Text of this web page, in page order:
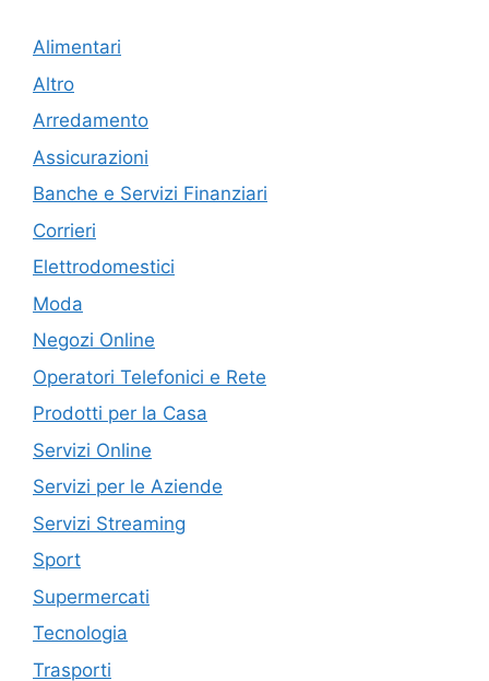
Alimentari
Altro
Arredamento
Assicurazioni
Banche e Servizi Finanziari
Corrieri
Elettrodomestici
Moda
Negozi Online
Operatori Telefonici e Rete
Prodotti per la Casa
Servizi Online
Servizi per le Aziende
Servizi Streaming
Sport
Supermercati
Tecnologia
Trasporti